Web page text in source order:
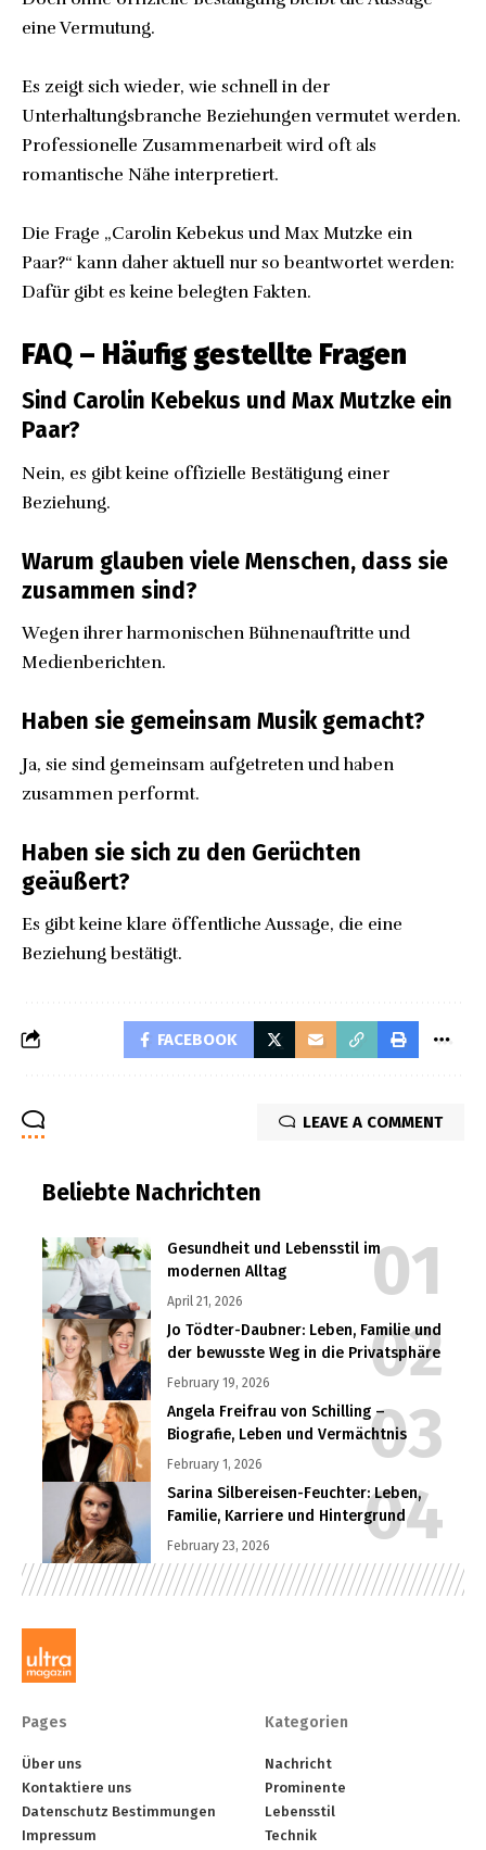
eine Vermutung.
Es zeigt sich wieder, wie schnell in der
Unterhaltungsbranche Beziehungen vermutet werden.
Professionelle Zusammenarbeit wird oft als
romantische Nähe interpretiert.
Die Frage „Carolin Kebekus und Max Mutzke ein
Paar?“ kann daher aktuell nur so beantwortet werden:
Dafür gibt es keine belegten Fakten.
FAQ – Häufig gestellte Fragen
Sind Carolin Kebekus und Max Mutzke ein
Paar?
Nein, es gibt keine offizielle Bestätigung einer
Beziehung.
Warum glauben viele Menschen, dass sie
zusammen sind?
Wegen ihrer harmonischen Bühnenauftritte und
Medienberichten.
Haben sie gemeinsam Musik gemacht?
Ja, sie sind gemeinsam aufgetreten und haben
zusammen performt.
Haben sie sich zu den Gerüchten
geäußert?
Es gibt keine klare öffentliche Aussage, die eine
Beziehung bestätigt.
FACEBOOK
LEAVE A COMMENT
Beliebte Nachrichten
Gesundheit und Lebensstil im
modernen Alltag
April 21, 2026
Jo Tödter-Daubner: Leben, Familie und
der bewusste Weg in die Privatsphäre
February 19, 2026
Angela Freifrau von Schilling –
Biografie, Leben und Vermächtnis
February 1, 2026
Sarina Silbereisen-Feuchter: Leben,
Familie, Karriere und Hintergrund
February 23, 2026
Pages
Über uns
Kontaktiere uns
Datenschutz Bestimmungen
Impressum
Kategorien
Nachricht
Prominente
Lebensstil
Technik